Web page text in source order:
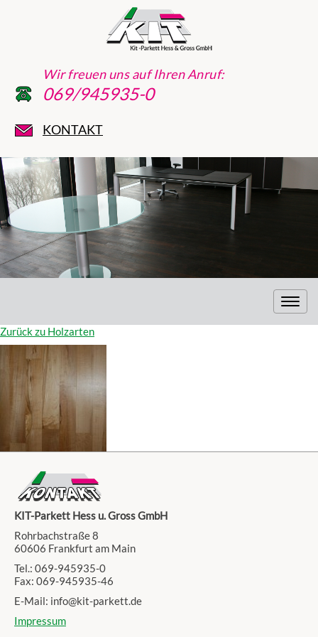
Wir freuen uns auf Ihren Anruf:
069/945935-0
KONTAKT
Zurück zu Holzarten
KIT-Parkett Hess u. Gross GmbH
Rohrbachstraße 8
60606 Frankfurt am Main
Tel.: 069-945935-0
Fax: 069-945935-46
E-Mail: info@kit-parkett.de
Impressum